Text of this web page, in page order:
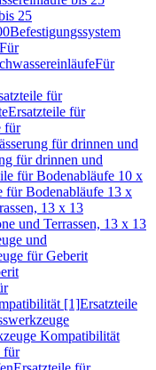
25
Befestigungssystem
Für
Für
für
Ersatzteile für
für
für drinnen und
für drinnen und
für Bodenabläufe 10 x
für Bodenabläufe 13 x
13 x 13
und Terrassen, 13 x 13
und
für Geberit
[1]Ersatzteile
Kompatibilität
für